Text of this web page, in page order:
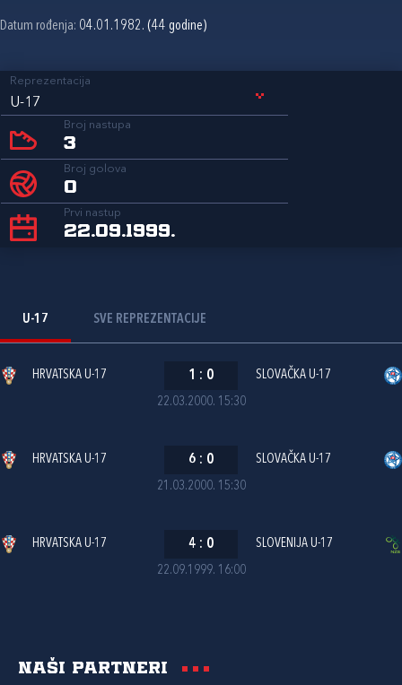
Datum rođenja: 04.01.1982. (44 godine)
Reprezentacija
U-17
Broj nastupa
3
Broj golova
0
Prvi nastup
22.09.1999.
U-17 SVE REPREZENTACIJE
22.03.2000. 15:30
HRVATSKA U-17 1 : 0 SLOVAČKA U-17
21.03.2000. 15:30
HRVATSKA U-17 6 : 0 SLOVAČKA U-17
22.09.1999. 16:00
HRVATSKA U-17 4 : 0 SLOVENIJA U-17
Naši partneri